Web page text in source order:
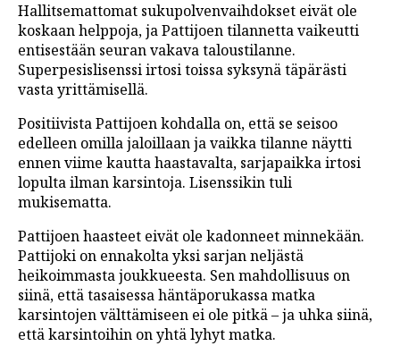
Hallitsemattomat sukupolvenvaihdokset eivät ole
koskaan helppoja, ja Pattijoen tilannetta vaikeutti
entisestään seuran vakava taloustilanne.
Superpesislisenssi irtosi toissa syksynä täpärästi
vasta yrittämisellä.
Positiivista Pattijoen kohdalla on, että se seisoo
edelleen omilla jaloillaan ja vaikka tilanne näytti
ennen viime kautta haastavalta, sarjapaikka irtosi
lopulta ilman karsintoja. Lisenssikin tuli
mukisematta.
Pattijoen haasteet eivät ole kadonneet minnekään.
Pattijoki on ennakolta yksi sarjan neljästä
heikoimmasta joukkueesta. Sen mahdollisuus on
siinä, että tasaisessa häntäporukassa matka
karsintojen välttämiseen ei ole pitkä – ja uhka siinä,
että karsintoihin on yhtä lyhyt matka.